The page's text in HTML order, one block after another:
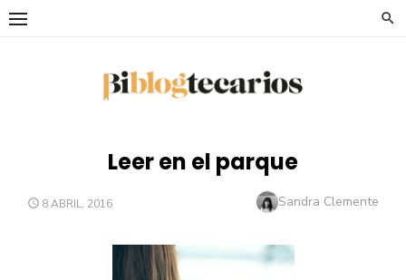
Saltar
Leer en el parque
PUBLICADO
8 ABRIL, 2016 Autor
Sandra Clemente